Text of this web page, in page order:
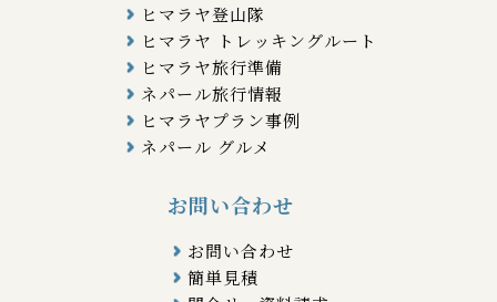
ヒマラヤ登山隊
ヒマラヤ トレッキングルート
ヒマラヤ旅行準備
ネパール旅行情報
ヒマラヤプラン事例
ネパール グルメ
お問い合わせ
お問い合わせ
簡単見積